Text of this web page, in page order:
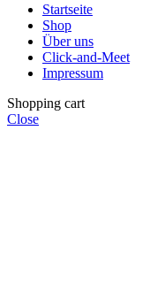
Startseite
Shop
Über uns
Click-and-Meet
Impressum
Shopping cart
Close